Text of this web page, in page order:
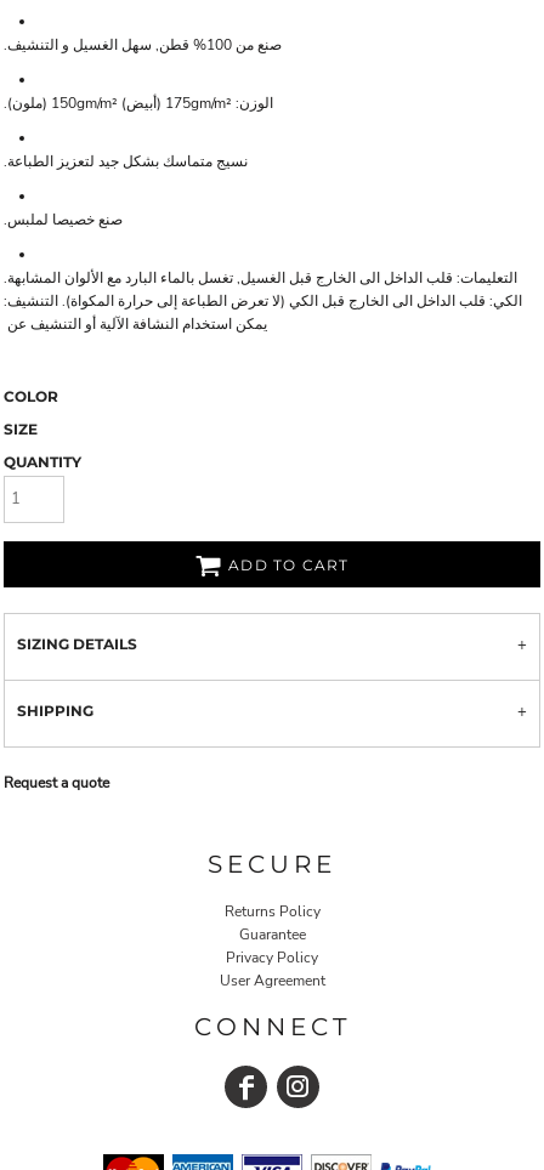
صنع من 100% قطن, سهل الغسيل و التنشيف.
الوزن: 175gm/m² (أبيض) 150gm/m² (ملون).
نسيج متماسك بشكل جيد لتعزيز الطباعة.
صنع خصيصا لملبس.
التعليمات: قلب الداخل الى الخارج قبل الغسيل, تغسل بالماء البارد مع الألوان المشابهة.
الكي: قلب الداخل الى الخارج قبل الكي (لا تعرض الطباعة إلى حرارة المكواة). التنشيف:
يمكن استخدام النشافة الآلية أو التنشيف عن
COLOR
SIZE
QUANTITY
ADD TO CART
SIZING DETAILS
SHIPPING
Request a quote
SECURE
Returns Policy
Guarantee
Privacy Policy
User Agreement
CONNECT